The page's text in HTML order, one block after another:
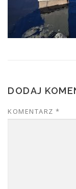
DODAJ
KOMENTARZ *